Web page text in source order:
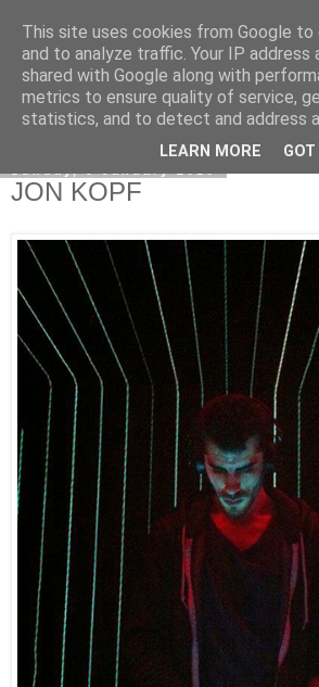
Kormoranos
JON KOPF
This site uses cookies from Google
and to analyze traffic. Your IP address
shared with Google along with
metrics to ensure quality of service,
statistics, and to detect and address
LEARN MORE